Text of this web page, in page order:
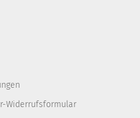
Widerrufsformular